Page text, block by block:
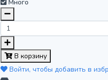
Много
В корзину
Войти, чтобы добавить в